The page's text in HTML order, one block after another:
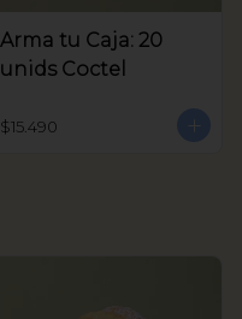
Arma tu Caja: 20
unids Coctel
$15.490